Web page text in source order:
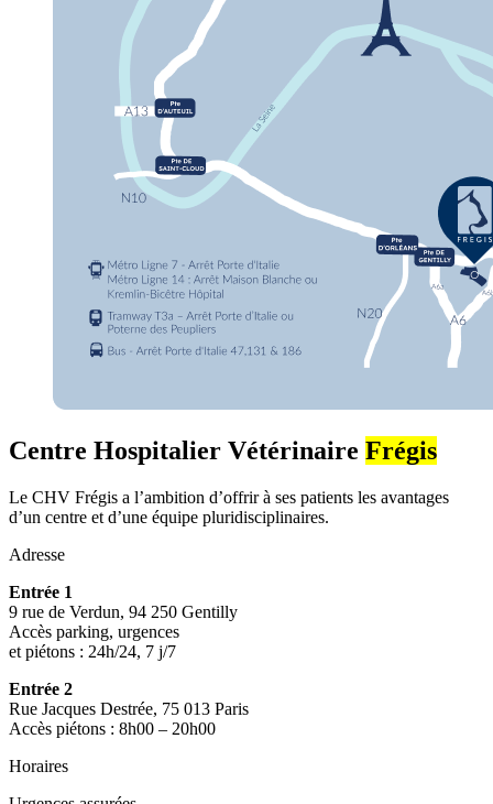
Centre Hospitalier Vétérinaire Frégis
Le CHV Frégis a l’ambition d’offrir à ses patients les avantages
d’un centre et d’une équipe pluridisciplinaires.
Adresse
Entrée 1
9 rue de Verdun, 94 250 Gentilly
Accès parking, urgences
et piétons : 24h/24, 7 j/7
Entrée 2
Rue Jacques Destrée, 75 013 Paris
Accès piétons : 8h00 – 20h00
Horaires